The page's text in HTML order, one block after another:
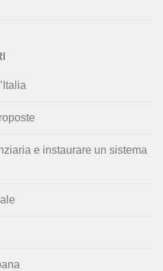
e instaurare un sistema